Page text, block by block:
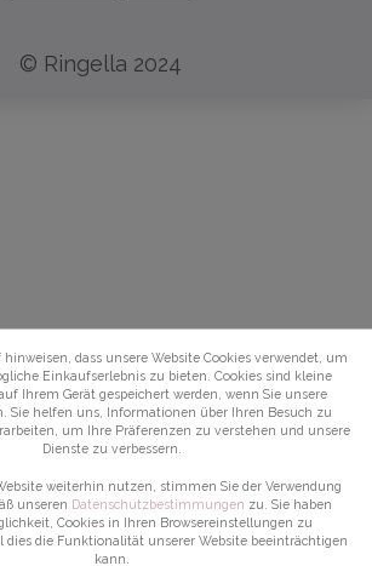
© Ringella 2024
dass unsere Website Cookies verwendet, um
Einkaufserlebnis zu bieten. Cookies sind kleine
Ihrem Gerät gespeichert werden, wenn Sie unsere
Sie helfen uns, Informationen über Ihren Besuch zu
um Ihre Präferenzen zu verstehen und unsere
Dienste zu verbessern.
weiterhin nutzen, stimmen Sie der Verwendung
unseren Datenschutzbestimmungen zu. Sie haben
Cookies in Ihren Browsereinstellungen zu
dies die Funktionalität unserer Website beeinträchtigen
kann.